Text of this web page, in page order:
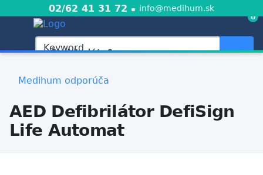
Skočiť na hlavný obsah
0
Keyword
02/62 41 31 72 info@medihum.sk
Medihum odporúča
AED Defibrilátor DefiSign
Life Automat